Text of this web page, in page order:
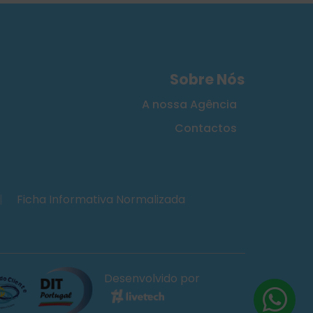
Sobre Nós
A nossa Agência
Contactos
Ficha Informativa Normalizada
Desenvolvido por